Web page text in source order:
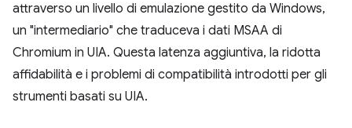
attraverso un livello di emulazione gestito da Windows,
un "intermediario" che traduceva i dati MSAA di
Chromium in UIA. Questa latenza aggiuntiva, la ridotta
affidabilità e i problemi di compatibilità introdotti per gli
strumenti basati su UIA.